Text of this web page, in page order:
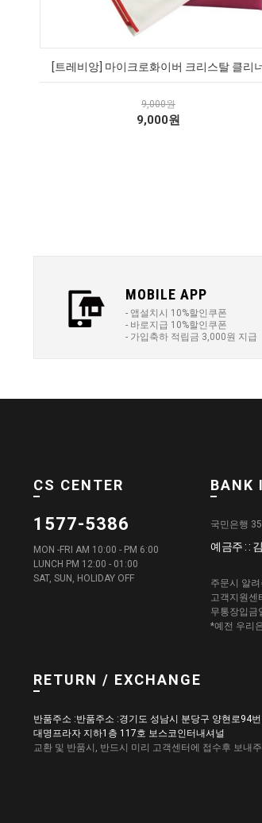
[트레비앙] 마이크로화이버 크리스탈 클리
9,000원
9,000원
MOBILE APP
- 앱설치시 10%할인쿠폰
- 바로지급 10%할인쿠폰
- 가입축하 적립금 3,000원 지급
CS CENTER
1577-5386
MON -FRI AM 10:00 - PM 6:00
LUNCH PM 12:00 - 01:00
SAT, SUN, HOLIDAY OFF
BANK
국민은행
예금주 : :
주문시 알
고객지원센
무통장입금
*예전 우리
RETURN / EXCHANGE
반품주소 :반품주소 :경기도 성남시 분당구 양현로94
대명프라자 지하1층 117호 보스코인터내셔널
교환 및 반품시, 반드시 미리 고객센터에 접수후 보내